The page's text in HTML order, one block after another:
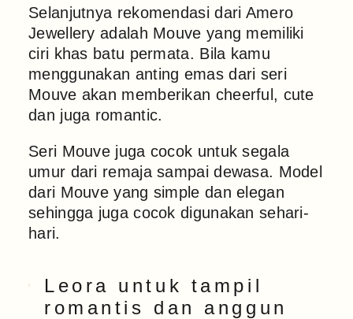
Selanjutnya rekomendasi dari Amero
Jewellery adalah Mouve yang memiliki
ciri khas batu permata. Bila kamu
menggunakan anting emas dari seri
Mouve akan memberikan cheerful, cute
dan juga romantic.
Seri Mouve juga cocok untuk segala
umur dari remaja sampai dewasa. Model
dari Mouve yang simple dan elegan
sehingga juga cocok digunakan sehari-
hari.
Leora untuk tampil
romantis dan anggun